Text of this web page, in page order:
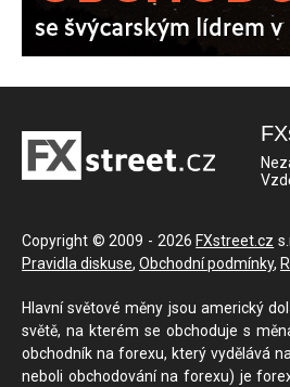
Copyright © 2009 - 2026 FXstreet.cz
Pravidla diskuse, Obchodní podmínky,
Hlavní světové měny jsou americký
světě, na kterém se obchoduje s
obchodník na forexu, který vydělává
neboli obchodování na forexu) je